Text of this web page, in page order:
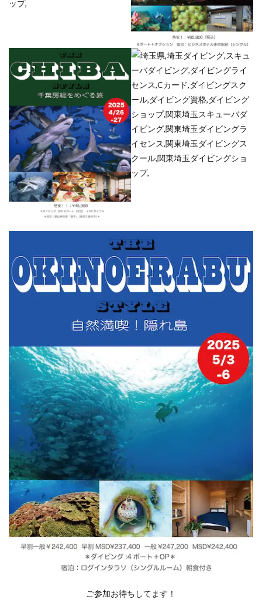
ご参加お待ちしてます！